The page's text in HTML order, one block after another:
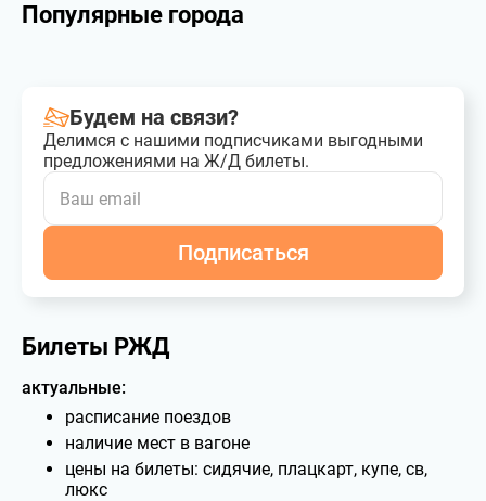
Популярные города
Будем на связи?
Делимся с нашими подписчиками выгодными
предложениями на Ж/Д билеты.
Подписаться
Билеты РЖД
актуальные:
расписание поездов
наличие мест в вагоне
цены на билеты: сидячие, плацкарт, купе, св,
люкс